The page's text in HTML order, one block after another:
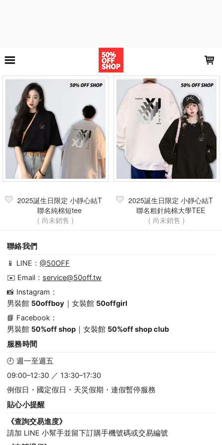
上架時間 銷售件數 銷售價格
樣式尺寸篩選
全部樣式 粗針黑 粗針白 白
全部尺寸 M L
XXL
3XL
4XL
現貨商品
2025誕生日限定 小靜心結T
聯名純棉短tee
( 尚未銷售 )
2025誕生日限定 小靜心結T
聯名粗針純棉大學TEE
( 尚未銷售 )